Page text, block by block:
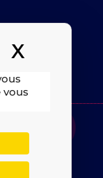
vous
XMasquer